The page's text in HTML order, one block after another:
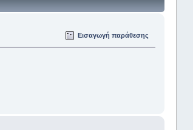
Εισαγωγή παράθεσης